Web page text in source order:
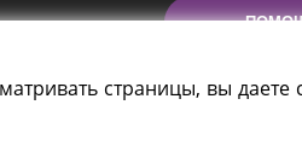
библиотека Беларуси»
страницы, вы даете